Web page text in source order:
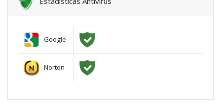
Google
Norton